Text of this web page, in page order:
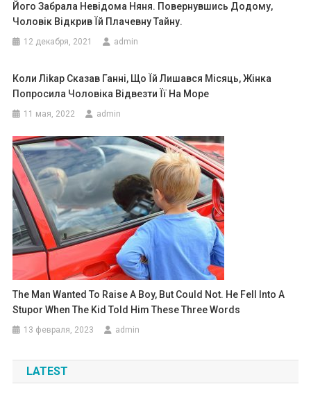
Його Забрала Невідома Няня. Повернувшись Додому,
Чоловік Відкрив Їй Плачевну Тайну.
12 декабря, 2021 admin
Коли Ліkар Сказав Ганні, Що Їй Лишався Місяць, Жінка
Попросила Чоловіка Відвезти Її На Море
11 мая, 2022 admin
The Man Wanted To Raise A Boy, But Could Not. He Fell Into A
Stupor When The Kid Told Him These Three Words
13 февраля, 2023 admin
LATEST